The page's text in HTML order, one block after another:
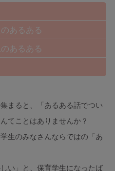
あるある
あるある
まると、「あるある話でつい
てことはありませんか？
生のみなさんならではの「あ
い」と、保育学生になったば